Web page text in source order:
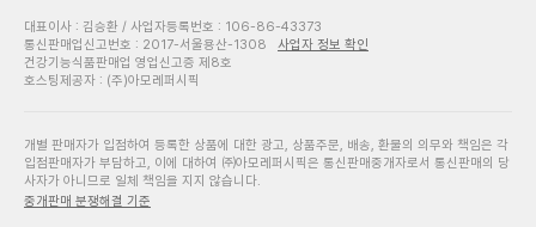
대표이사 : 김승환 / 사업자등록번호 : 106-86-43373
통신판매업신고번호 : 2017-서울용산-1308
사업자 정보 확인
건강기능식품판매업 영업신고증 제8호
호스팅제공자 : (주)아모레퍼시픽
개별 판매자가 입점하여 등록한 상품에 대한 광고, 상품주문, 배송, 환불의 의무와 책임은 각
입점판매자가 부담하고, 이에 대하여 ㈜아모레퍼시픽은 통신판매중개자로서 통신판매의 당
사자가 아니므로 일체 책임을 지지 않습니다.
중개판매 분쟁해결 기준